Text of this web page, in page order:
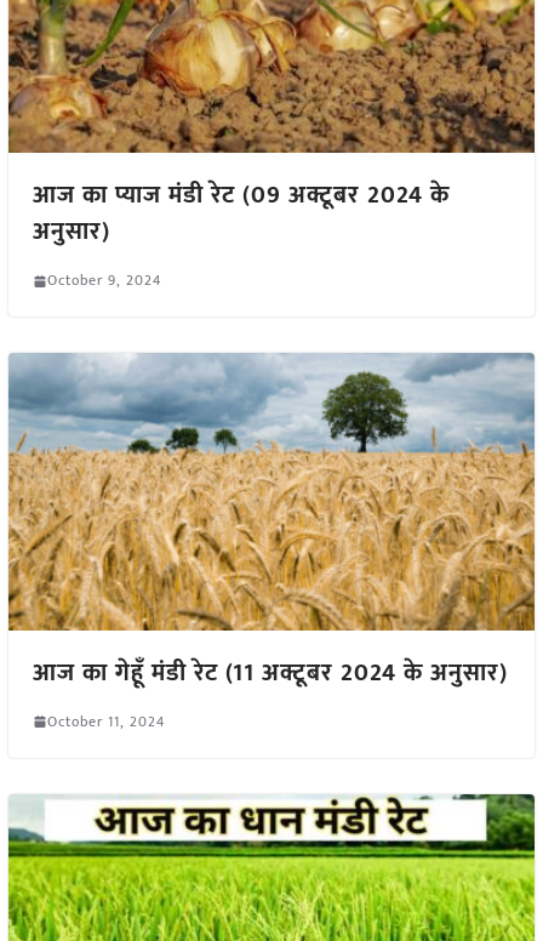
आज का प्याज मंडी रेट (09 अक्टूबर 2024 के
अनुसार)
October 9, 2024
आज का गेहूँ मंडी रेट (11 अक्टूबर 2024 के अनुसार)
October 11, 2024